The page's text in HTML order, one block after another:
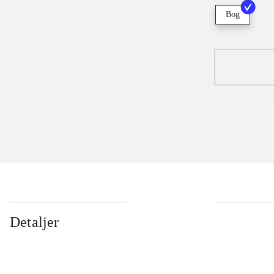
Bog
Detaljer